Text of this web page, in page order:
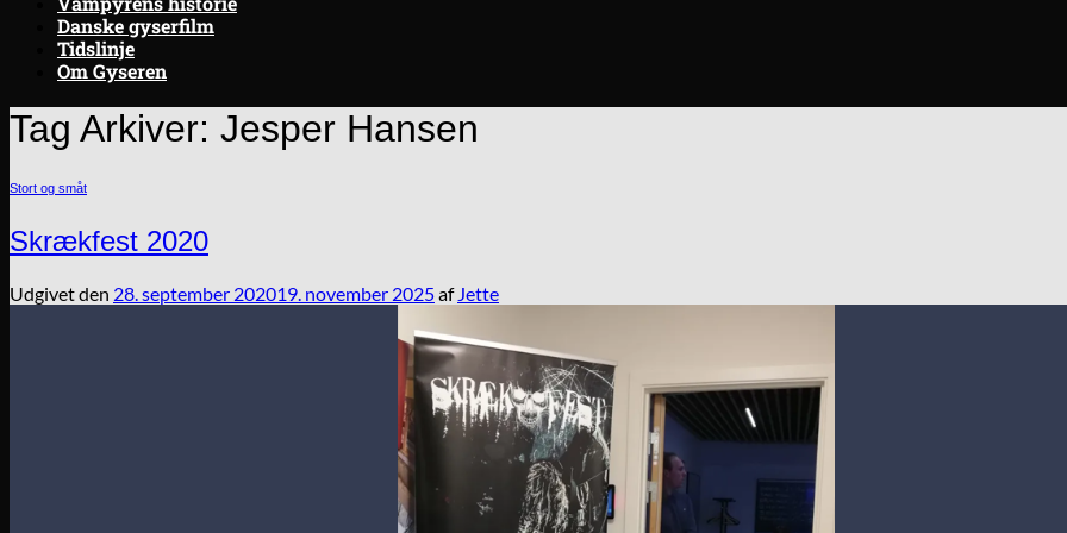
Danske gyserfilm
Tidslinje
Om Gyseren
Tag Arkiver: Jesper Hansen
Stort og småt
Skrækfest 2020
Udgivet den 28. september 202019. november 2025af Jette